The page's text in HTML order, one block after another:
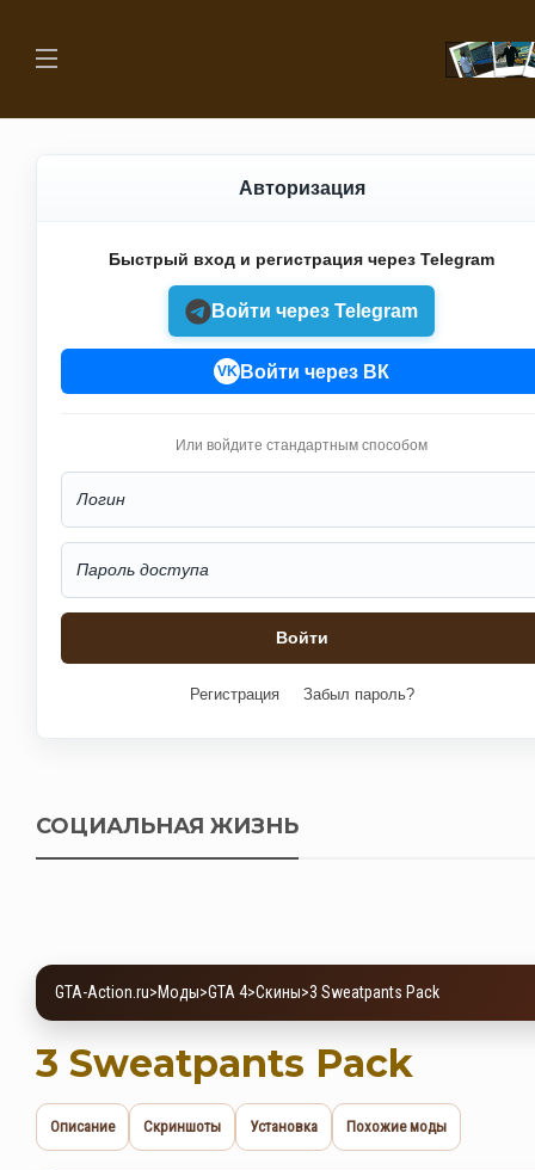
Авторизация
Быстрый вход и регистрация через Telegram
Войти через Telegram
VK Войти через ВК
Или войдите стандартным способом
Регистрация Забыл пароль?
СОЦИАЛЬНАЯ ЖИЗНЬ
GTA-Action.ru>Моды>GTA 4>Скины>3 Sweatpants Pack
3 Sweatpants Pack
Описание Скриншоты Установка Похожие моды